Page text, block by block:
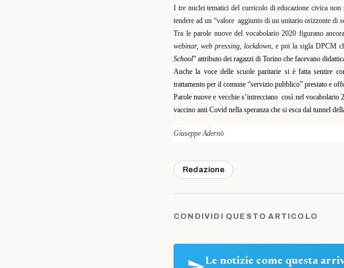
I tre nuclei tematici del curricolo di educazione civica
tendere ad un “valore aggiunto di un unitario orizzonte di
Tra le parole nuove del vocabolario 2020 figurano
webinar, web pressing lockdown , e poi la sigla DPCM
School” attributo dei ragazzi di Torino che facevano
Anche la voce delle scuole paritarie si è fatta sentire
trattamento per il comune “servizio pubblico” prestato e
Parole nuove e vecchie s’intrecciano così nel vocabolario
vaccino anti Covid nella speranza che si esca dal tunnel
Giuseppe Adernò
Redazione
CONDIVIDI QUESTO ARTICOLO
Le notizie come questa